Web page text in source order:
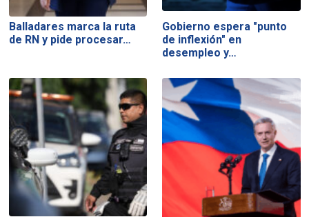
Balladares marca la ruta
de RN y pide procesar…
Gobierno espera "punto
de inflexión" en
desempleo y…